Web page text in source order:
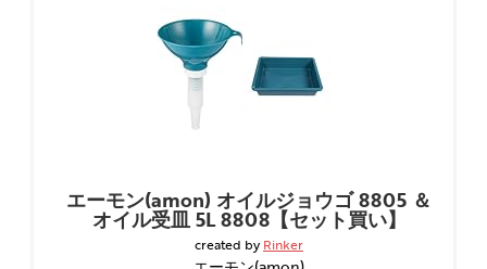
エーモン(amon) オイルジョウゴ 8805 ＆
オイル受皿 5L 8808【セット買い】
created by Rinker